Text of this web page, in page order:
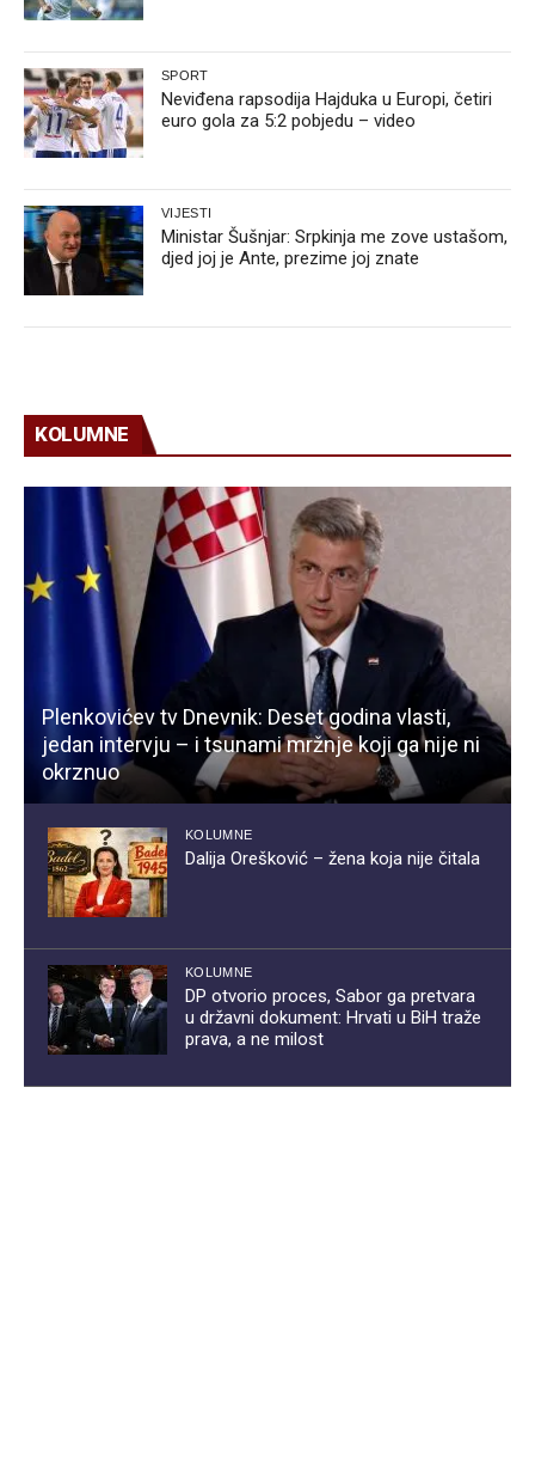
SPORT
Neviđena rapsodija Hajduka u Europi, četiri
euro gola za 5:2 pobjedu – video
VIJESTI
Ministar Šušnjar: Srpkinja me zove ustašom,
djed joj je Ante, prezime joj znate
KOLUMNE
Plenkovićev tv Dnevnik: Deset godina vlasti,
jedan intervju – i tsunami mržnje koji ga nije ni
okrznuo
KOLUMNE
Dalija Orešković – žena koja nije čitala
KOLUMNE
DP otvorio proces, Sabor ga pretvara
u državni dokument: Hrvati u BiH traže
prava, a ne milost